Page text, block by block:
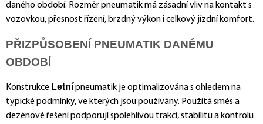
daného období. Rozměr pneumatik má zásadní vliv na kontakt s
vozovkou, přesnost řízení, brzdný výkon i celkový jízdní komfort.
PŘIZPŮSOBENÍ PNEUMATIK DANÉMU
OBDOBÍ
Konstrukce Letnípneumatik je optimalizována s ohledem na
typické podmínky, ve kterých jsou používány. Použitá směs a
dezénové řešení podporují spolehlivou trakci, stabilitu a kontrolu